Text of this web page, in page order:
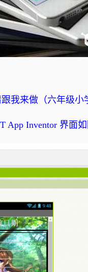
我来做（六年级小
App Inventor 界面如